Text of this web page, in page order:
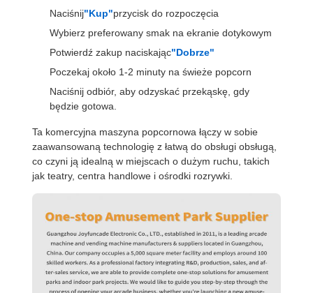
Naciśnij"Kup"przycisk do rozpoczęcia
Wybierz preferowany smak na ekranie dotykowym
Potwierdź zakup naciskając"Dobrze"
Poczekaj około 1-2 minuty na świeże popcorn
Naciśnij odbiór, aby odzyskać przekąskę, gdy
będzie gotowa.
Ta komercyjna maszyna popcornowa łączy w sobie
zaawansowaną technologię z łatwą do obsługi obsługą,
co czyni ją idealną w miejscach o dużym ruchu, takich
jak teatry, centra handlowe i ośrodki rozrywki.